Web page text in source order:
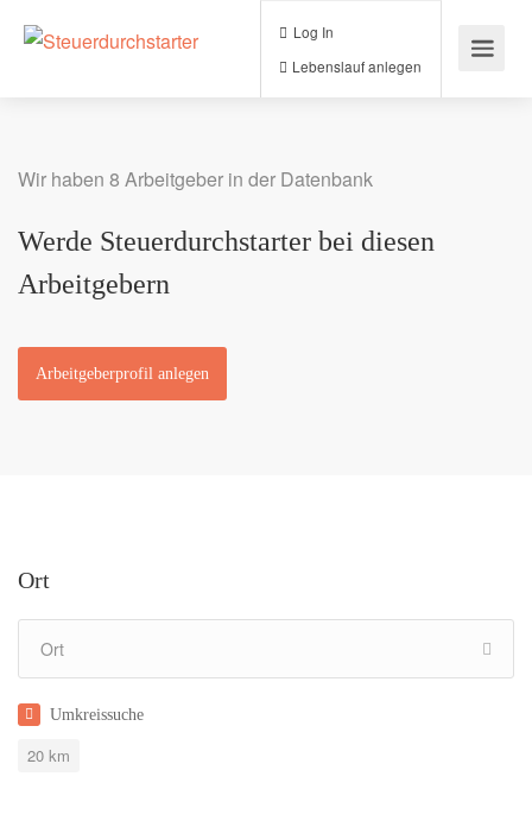
Lebenslauf anlegen
Wir haben 8 Arbeitgeber in der Datenbank
Werde Steuerdurchstarter bei diesen
Arbeitgebern
Arbeitgeberprofil anlegen
Ort
Umkreissuche
20 km